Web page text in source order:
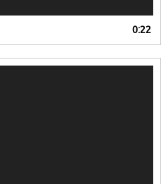
0:22